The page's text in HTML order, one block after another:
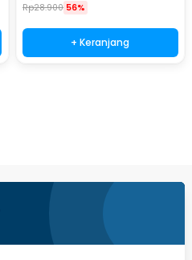
Rp28.900 56%
+ Keranjang